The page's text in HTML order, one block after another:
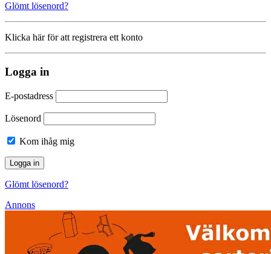
Glömt lösenord?
Klicka här för att registrera ett konto
Logga in
E-postadress
Lösenord
Kom ihåg mig
Glömt lösenord?
Annons